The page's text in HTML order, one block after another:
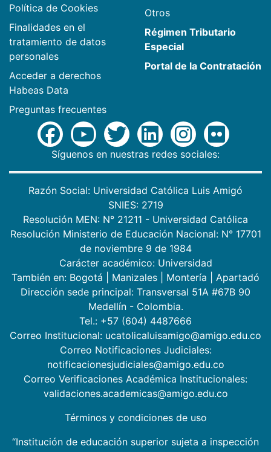
Política de Cookies
Finalidades en el
tratamiento de datos
personales
Acceder a derechos
Habeas Data
Preguntas frecuentes
Otros
Régimen Tributario
Especial
Portal de la Contratación
Síguenos en nuestras redes sociales:
Razón Social: Universidad Católica Luis Amigó
SNIES: 2719
Resolución MEN: N° 21211 - Universidad Católica
Resolución Ministerio de Educación Nacional: N° 17701
de noviembre 9 de 1984
Carácter académico: Universidad
También en: Bogotá Manizales Montería
Apartadó
Dirección sede principal: Transversal 51A #67B 90
Medellín - Colombia.
Tel.: +57 (604) 4487666
Correo Institucional: ucatolicaluisamigo@amigo.edu.co
Correo Notificaciones Judiciales:
notificacionesjudiciales@amigo.edu.co
Correo Verificaciones Académica Institucionales:
validaciones.academicas@amigo.edu.co
Términos y condiciones de uso
“Institución de educación superior sujeta a inspección